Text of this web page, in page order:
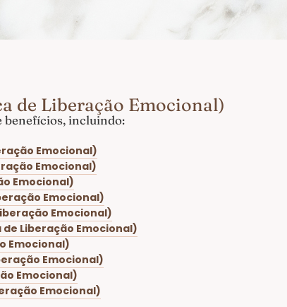
de Liberação Emocional)
benefícios, incluindo:
Emocional)
Emocional)
Emocional)
Emocional)
Emocional)
de Liberação Emocional)
Emocional)
Emocional)
Emocional)
Emocional)